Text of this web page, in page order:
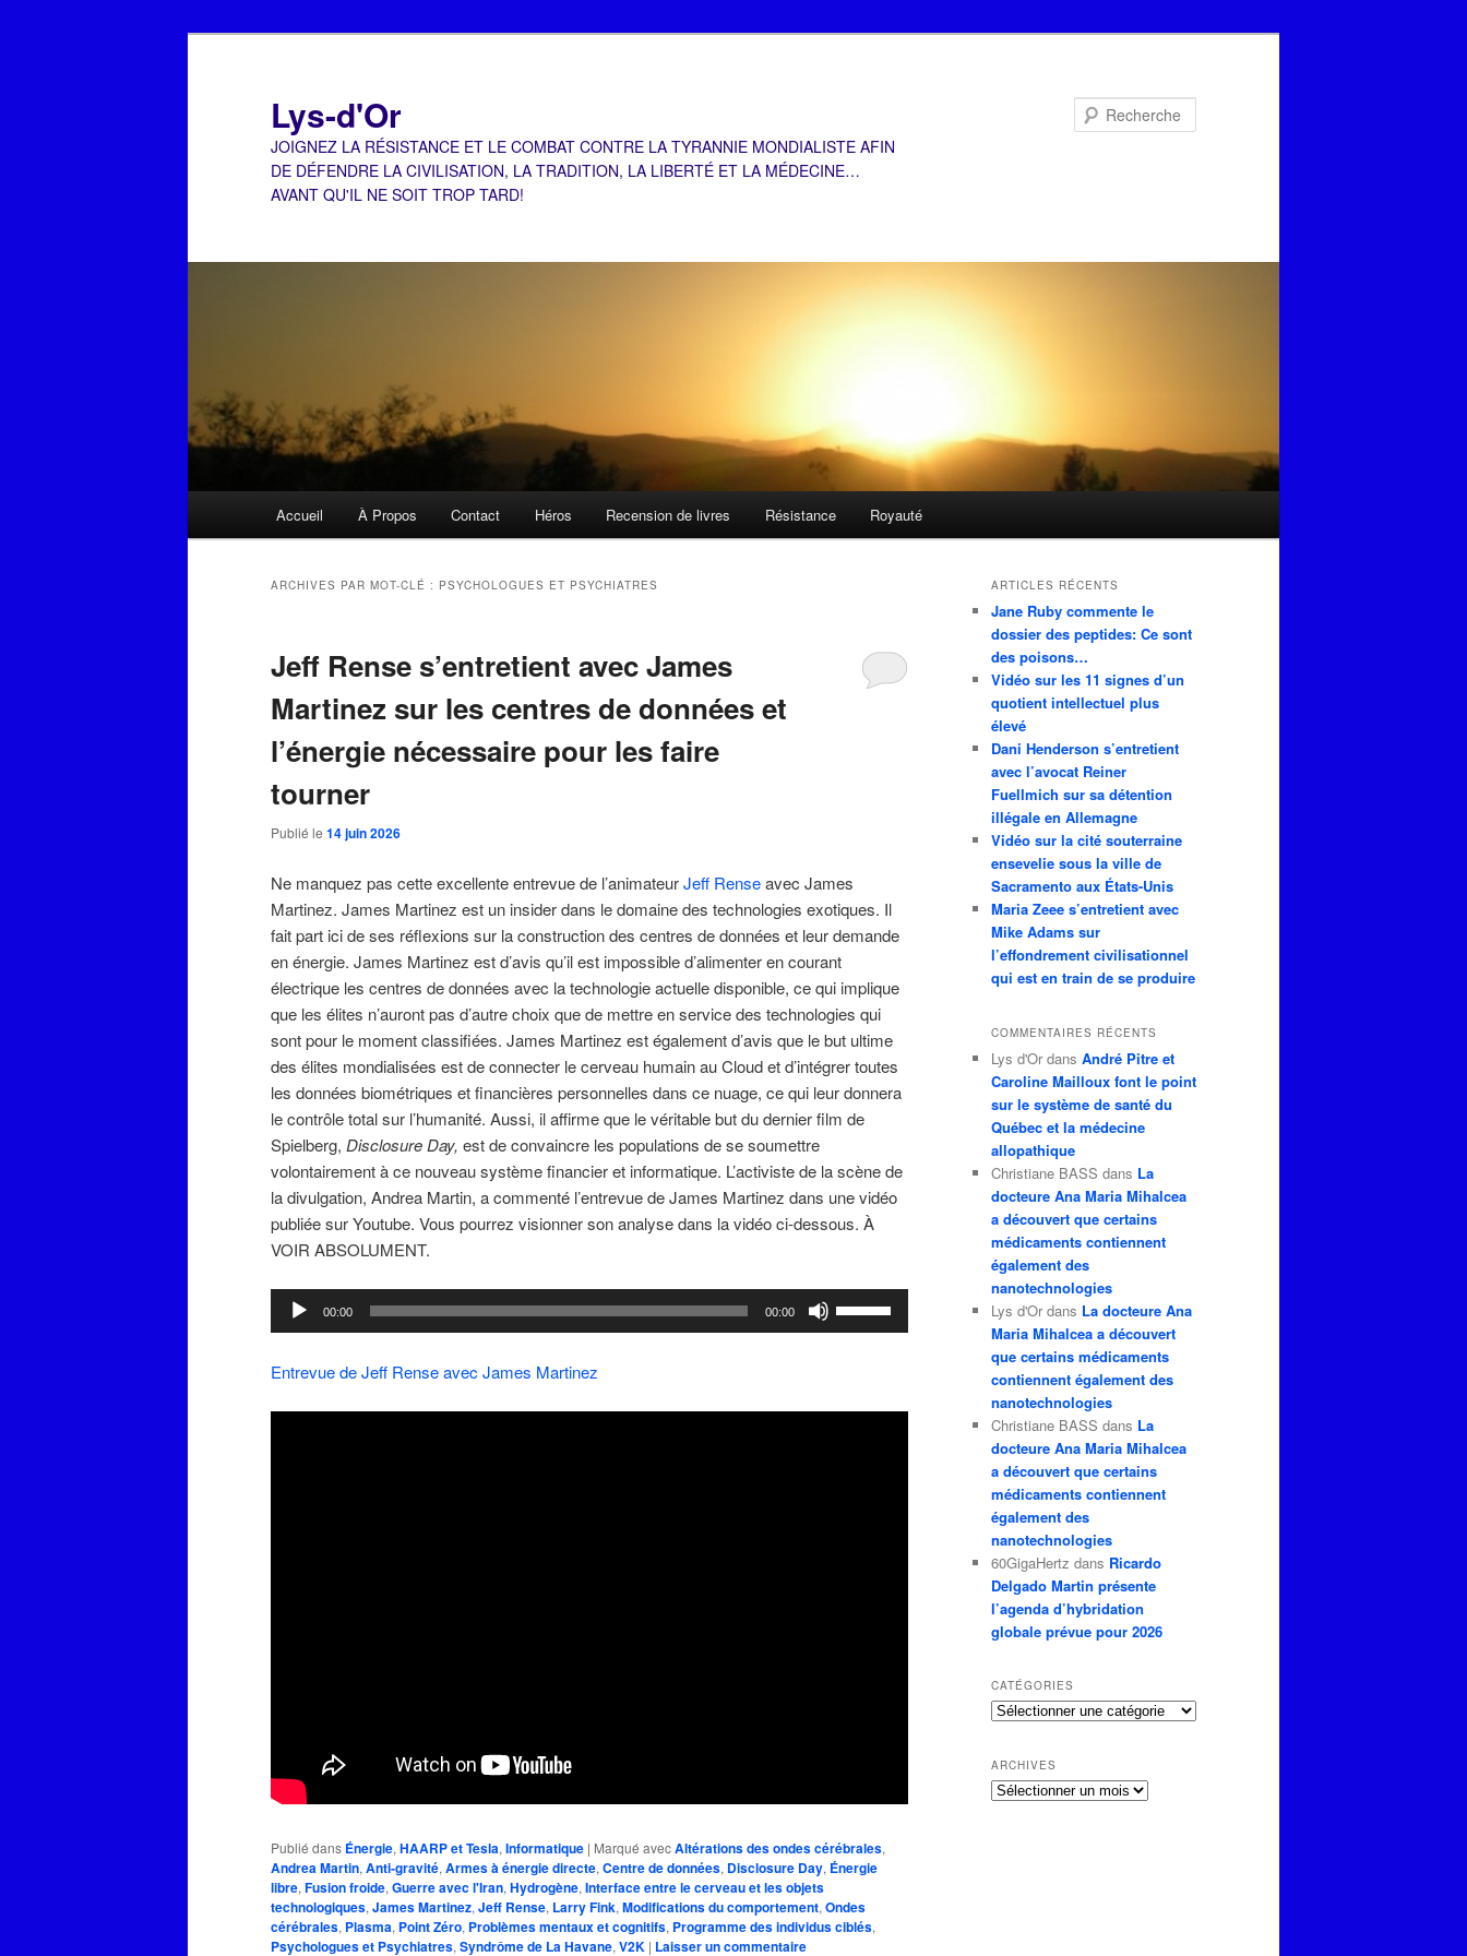
Lys-d'Or
JOIGNEZ LA RÉSISTANCE ET LE COMBAT CONTRE LA TYRANNIE MONDIALISTE AFIN
DE DÉFENDRE LA CIVILISATION, LA TRADITION, LA LIBERTÉ ET LA MÉDECINE…
AVANT QU'IL NE SOIT TROP TARD!
Accueil À Propos Contact Héros Recension de livres Résistance Royauté
ARCHIVES PAR MOT-CLÉ : PSYCHOLOGUES ET PSYCHIATRES
Jeff Rense s’entretient avec James
Martinez sur les centres de données et
l’énergie nécessaire pour les faire
tourner
Publié le 14 juin 2026
Ne manquez pas cette excellente entrevue de l’animateurJeff Renseavec James
Martinez. James Martinez est un insider dans le domaine des technologies exotiques. Il
fait part ici de ses réflexions sur la construction des centres de données et leur demande
en énergie. James Martinez est d’avis qu’il est impossible d’alimenter en courant
électrique les centres de données avec la technologie actuelle disponible, ce qui implique
que les élites n’auront pas d’autre choix que de mettre en service des technologies qui
sont pour le moment classifiées. James Martinez est également d’avis que le but ultime
des élites mondialisées est de connecter le cerveau humain au Cloud et d’intégrer toutes
les données biométriques et financières personnelles dans ce nuage, ce qui leur donnera
le contrôle total sur l’humanité. Aussi, il affirme que le véritable but du dernier film de
Spielberg, Disclosure Day, est de convaincre les populations de se soumettre
volontairement à ce nouveau système financier et informatique. L’activiste de la scène de
la divulgation, Andrea Martin, a commenté l’entrevue de James Martinez dans une vidéo
publiée sur Youtube. Vous pourrez visionner son analyse dans la vidéo ci-dessous. À
VOIR ABSOLUMENT.
Lecteur
00:00 00:00
Entrevue de Jeff Rense avec James Martinez
Publié dans Énergie, HAARP et Tesla, Informatique | Marqué avecAltérations des ondes cérébrales,
Andrea Martin, Anti-gravité, Armes à énergie directe, Centre de données, Disclosure Day, Énergie
libre, Fusion froide, Guerre avec l'Iran, Hydrogène, Interface entre le cerveau et les objets
technologiques, James Martinez, Jeff Rense, Larry Fink, Modifications du comportement, Ondes
cérébrales, Plasma, Point Zéro, Problèmes mentaux et cognitifs, Programme des individus ciblés,
Psychologues et Psychiatres, Syndrôme de La Havane, V2K | Laisser un commentaire
ARTICLES RÉCENTS
Jane Ruby commente le
dossier des peptides: Ce sont
des poisons…
Vidéo sur les 11 signes d’un
quotient intellectuel plus
élevé
Dani Henderson s’entretient
avec l’avocat Reiner
Fuellmich sur sa détention
illégale en Allemagne
Vidéo sur la cité souterraine
ensevelie sous la ville de
Sacramento aux États-Unis
Maria Zeee s’entretient avec
Mike Adams sur
l’effondrement civilisationnel
qui est en train de se produire
COMMENTAIRES RÉCENTS
Lys d'Or dans André Pitre et
Caroline Mailloux font le point
sur le système de santé du
Québec et la médecine
allopathique
Christiane BASS dans La
docteure Ana Maria Mihalcea
a découvert que certains
médicaments contiennent
également des
nanotechnologies
Lys d'Or dans La docteure Ana
Maria Mihalcea a découvert
que certains médicaments
contiennent également des
nanotechnologies
Christiane BASS dans La
docteure Ana Maria Mihalcea
a découvert que certains
médicaments contiennent
également des
nanotechnologies
60GigaHertz dans Ricardo
Delgado Martin présente
l’agenda d’hybridation
globale prévue pour 2026
CATÉGORIES
Catégories
ARCHIVES
Archives